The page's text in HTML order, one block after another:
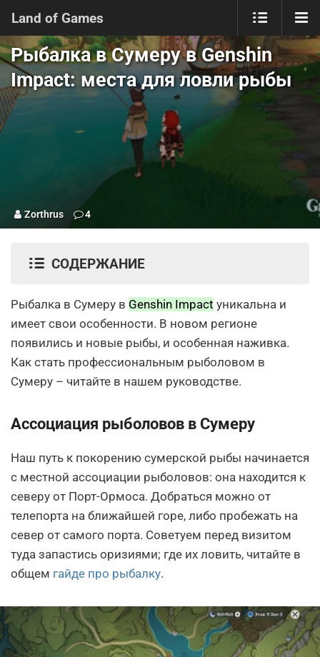
Land of Games
Рыбалка в Сумеру в Genshin
Impact: места для ловли рыбы
Zorthrus 4
СОДЕРЖАНИЕ
Рыбалка в Сумеру в Genshin Impact уникальна и
имеет свои особенности. В новом регионе
появились и новые рыбы, и особенная наживка.
Как стать профессиональным рыболовом в
Сумеру – читайте в нашем руководстве.
Ассоциация рыболовов в Сумеру
Наш путь к покорению сумерской рыбы начинается
с местной ассоциации рыболовов: она находится к
северу от Порт-Ормоса. Добраться можно от
телепорта на ближайшей горе, либо пробежать на
север от самого порта. Советуем перед визитом
туда запастись оризиями; где их ловить, читайте в
общем гайде про рыбалку.